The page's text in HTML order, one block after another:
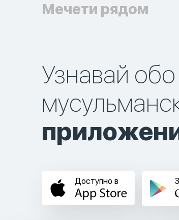
Мечети рядом
Узнавай
Доступно в